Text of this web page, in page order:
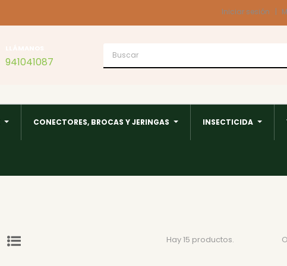
Iniciar sesión
941041087
CONECTORES, BROCAS Y JERINGAS INSECTICIDA
Hay 15 productos.